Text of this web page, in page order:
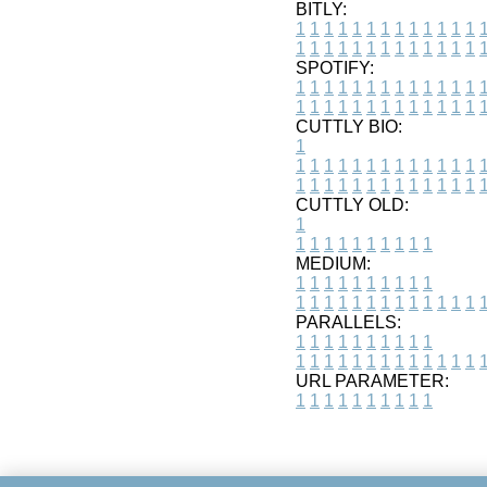
BITLY:
1 1 1 1 1 1 1 1 1 1 1 1 1 1
1 1 1 1 1 1 1 1 1 1 1 1 1 1
SPOTIFY:
1 1 1 1 1 1 1 1 1 1 1 1 1 1
1 1 1 1 1 1 1 1 1 1 1 1 1 1
CUTTLY BIO:
1
1 1 1 1 1 1 1 1 1 1 1 1 1 1
1 1 1 1 1 1 1 1 1 1 1 1 1 1
CUTTLY OLD:
1
1 1 1 1 1 1 1 1 1 1
MEDIUM:
1 1 1 1 1 1 1 1 1 1
1 1 1 1 1 1 1 1 1 1 1 1 1 1
PARALLELS:
1 1 1 1 1 1 1 1 1 1
1 1 1 1 1 1 1 1 1 1 1 1 1 1
URL PARAMETER:
1 1 1 1 1 1 1 1 1 1